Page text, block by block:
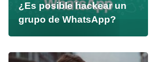
¿Es posible hackear un
grupo de WhatsApp?